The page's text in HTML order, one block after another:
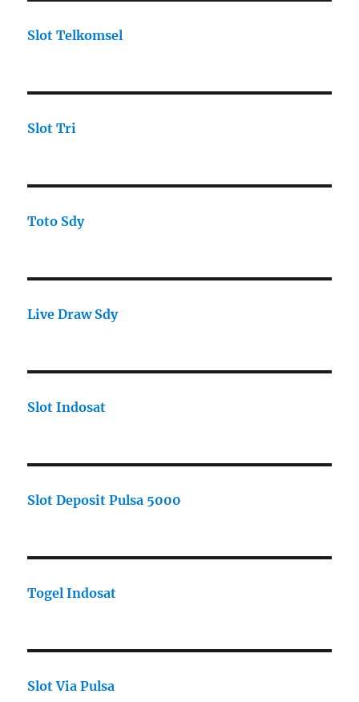
Slot Telkomsel
Slot Tri
Toto Sdy
Live Draw Sdy
Slot Indosat
Slot Deposit Pulsa 5000
Togel Indosat
Slot Via Pulsa